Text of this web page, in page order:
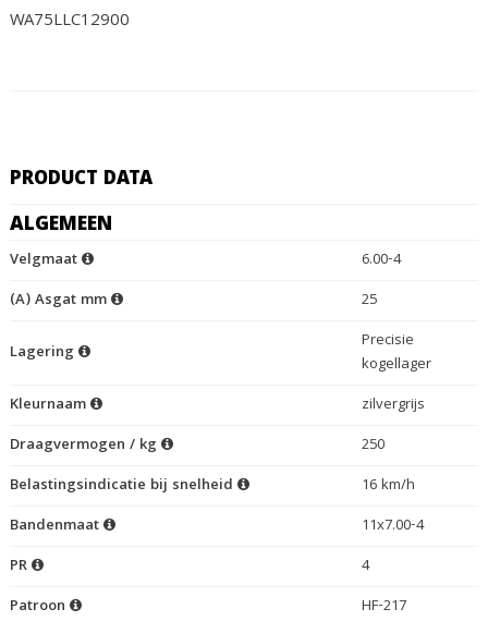
WA75LLC12900
PRODUCT DATA
ALGEMEEN
Velgmaat
6.00-4
(A) Asgat mm
25
Lagering
Precisie
kogellager
Kleurnaam
zilvergrijs
Draagvermogen / kg
250
Belastingsindicatie bij snelheid
16 km/h
Bandenmaat
11x7.00-4
PR
4
Patroon
HF-217